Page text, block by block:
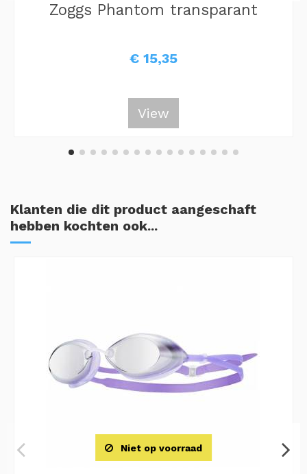
Zoggs Phantom transparant
€ 15,35
View
Klanten die dit product aangeschaft
hebben kochten ook...
Niet op voorraad